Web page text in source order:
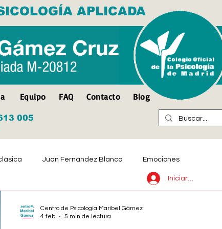
APLICADA
Equipo FAQ Contacto Blog
005
Juan Fernández Blanco Emociones
Centro de Psicología Maribel Gámez
4 feb
5 min de lectura
Iniciar sesión